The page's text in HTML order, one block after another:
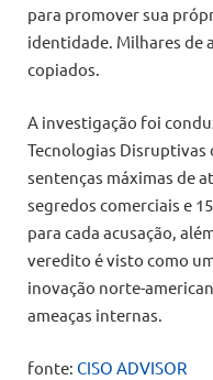
para promover sua
identidade. Milhares de
copiados.
A investigação foi
Tecnologias Disruptivas
sentenças máximas de
segredos comerciais e
para cada acusação,
veredito é visto como
inovação norte-
ameaças internas.
fonte: CISO ADVISOR